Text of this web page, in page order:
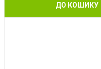
ДО КОШИКУ